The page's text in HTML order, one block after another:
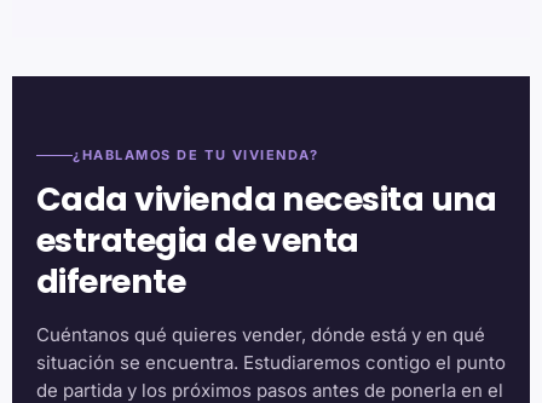
¿HABLAMOS DE TU VIVIENDA?
Cada vivienda necesita una
estrategia de venta
diferente
Cuéntanos qué quieres vender, dónde está y en qué
situación se encuentra. Estudiaremos contigo el punto
de partida y los próximos pasos antes de ponerla en el